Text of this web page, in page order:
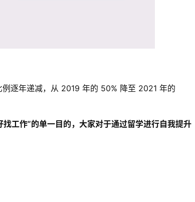
逐年递减，从 2019 年的 50% 降至 2021 年的
工作”的单一目的，大家对于通过留学进行自我提升